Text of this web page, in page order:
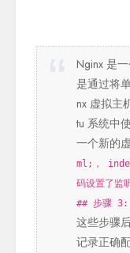
Nginx 是
是通过将
nx 虚拟主
tu 系统中
一个新的
ml;，
码设置了监
## 步骤 3:
这些步骤
记录正确